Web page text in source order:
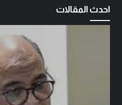
احدث المقالات